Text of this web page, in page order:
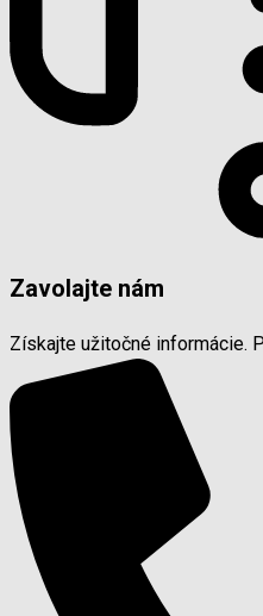
Zavolajte nám
Získajte užitočné informácie.